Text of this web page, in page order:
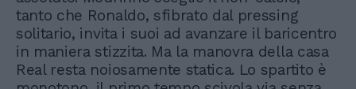
tanto che Ronaldo, sfibrato dal pressing
solitario, invita i suoi ad avanzare il baricentro
in maniera stizzita. Ma la manovra della casa
Real resta noiosamente statica. Lo spartito è